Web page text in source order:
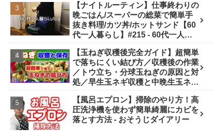
【ナイトルーティン】仕事終わりの
晩ごはん/スーパーの総菜で簡単手
抜き料理/カツ丼/ホットサンド【60
代一人暮らし】#215 - 60代一人暮
【玉ねぎ収穫後完全ガイド】超簡単
で落ちにくい結び方／収穫後の作業
／トウ立ち・分球玉ねぎの原因と対
処／早生玉ネギ収穫と中晩生玉ネギ
方／玉葱料理／【概要欄にもくじ】
- ニャハハの家庭菜園
【風呂エプロン】掃除のやり方！高
圧洗浄機を使わず簡単綺麗にカビを
落とす方法 - おそうじダイアリー